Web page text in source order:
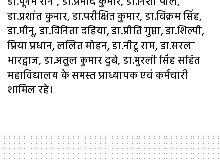
डा.प्रशांत कुमार, डा.परीक्षित कुमार, डा.विक्रम सिंह,
डा.मीनू, डा.विनिता दहिया, डा.प्रीति गुप्ता, डा.शिल्पी,
प्रिया प्रधान, ललित मोहन, डा.नीटू राम, डा.सरला
भारद्वाज, डा.अतुल कुमार दुबे, डा.मुरली सिंह सहित
महाविद्यालय के समस्त प्राध्यापक एवं कर्मचारी
शामिल रहे।